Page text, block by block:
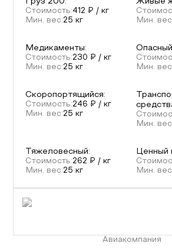
Стоимость:412 ₽ / кг
Мин. вес:25 кг
Мин.
Медикаменты:
Стоимость:230 ₽ / кг
Мин. вес:25 кг
Мин.
Скоропортящийся:
Стоимость:246 ₽ / кг
Мин. вес:25 кг
Мин.
Тяжеловесный:
Стоимость:262 ₽ / кг
Мин. вес:25 кг
Ценный
Мин.
Авиакомпания